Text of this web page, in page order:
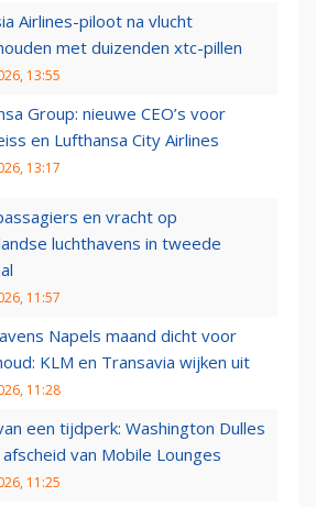
Airlines-piloot na vlucht
met duizenden xtc-pillen
13:55
Group: nieuwe CEO’s voor
en Lufthansa City Airlines
13:17
en vracht op
luchthavens in tweede
11:57
Napels maand dicht voor
KLM en Transavia wijken uit
11:28
een tijdperk: Washington Dulles
van Mobile Lounges
11:25